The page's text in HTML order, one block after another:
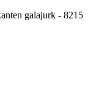
galajurk - 8215